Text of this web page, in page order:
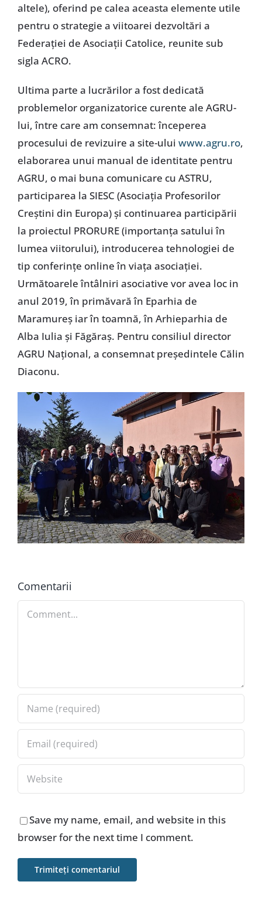
altele), oferind pe calea aceasta elemente utile
pentru o strategie a viitoarei dezvoltări a
Federației de Asociații Catolice, reunite sub
sigla ACRO.
Ultima parte a lucrărilor a fost dedicată
problemelor organizatorice curente ale AGRU-
lui, între care am consemnat: începerea
procesului de revizuire a site-ului www.agru.ro,
elaborarea unui manual de identitate pentru
AGRU, o mai buna comunicare cu ASTRU,
participarea la SIESC (Asociația Profesorilor
Creștini din Europa) și continuarea participării
la proiectul PRORURE (importanța satului în
lumea viitorului), introducerea tehnologiei de
tip conferințe online în viața asociației.
Următoarele întâlniri asociative vor avea loc in
anul 2019, în primăvară în Eparhia de
Maramureș iar în toamnă, în Arhieparhia de
Alba Iulia și Făgăraș. Pentru consiliul director
AGRU Național, a consemnat președintele Călin
Diaconu.
Comentarii
Comment
Save my name, email, and website in this
browser for the next time I comment.